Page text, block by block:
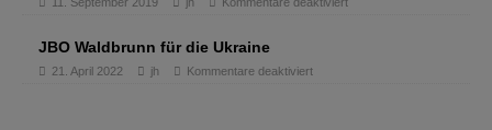
JBO Waldbrunn für die Ukraine
21. April 2022 jh Kommentare deaktiviert